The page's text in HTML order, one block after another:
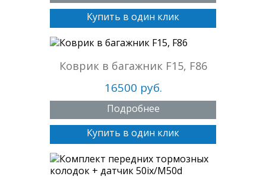
Купить в один клик
Коврик в багажник F15, F86
16500 руб.
Подробнее
Купить в один клик